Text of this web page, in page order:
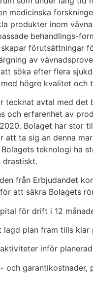
medicinska
produkter inom
behandlings-
förutsättningar
av
söka efter flera
högre kvalitet och
tecknat avtal med
och erfarenhet av
Bolaget har stor
att ta sig an denna
teknologi ha
drastiskt.
från Erbjudandet
att säkra Bolagets
för drift i 12
lagd plan fram tills
inför
och